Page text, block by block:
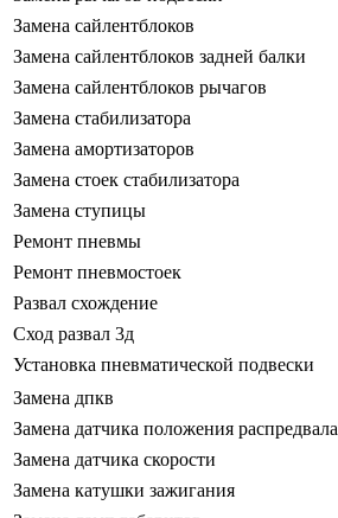
Замена сайлентблоков
Замена сайлентблоков задней балки
Замена сайлентблоков рычагов
Замена стабилизатора
Замена амортизаторов
Замена стоек стабилизатора
Замена ступицы
Ремонт пневмы
Ремонт пневмостоек
Развал схождение
Сход развал 3д
Установка пневматической подвески
Замена дпкв
Замена датчика положения распредвала
Замена датчика скорости
Замена катушки зажигания